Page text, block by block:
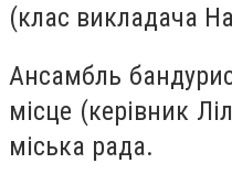
(клас викладача
Ансамбль
місце (керівник
міська рада.